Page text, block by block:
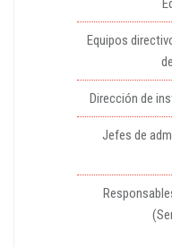
Equipos
Dirección de
Jefes de